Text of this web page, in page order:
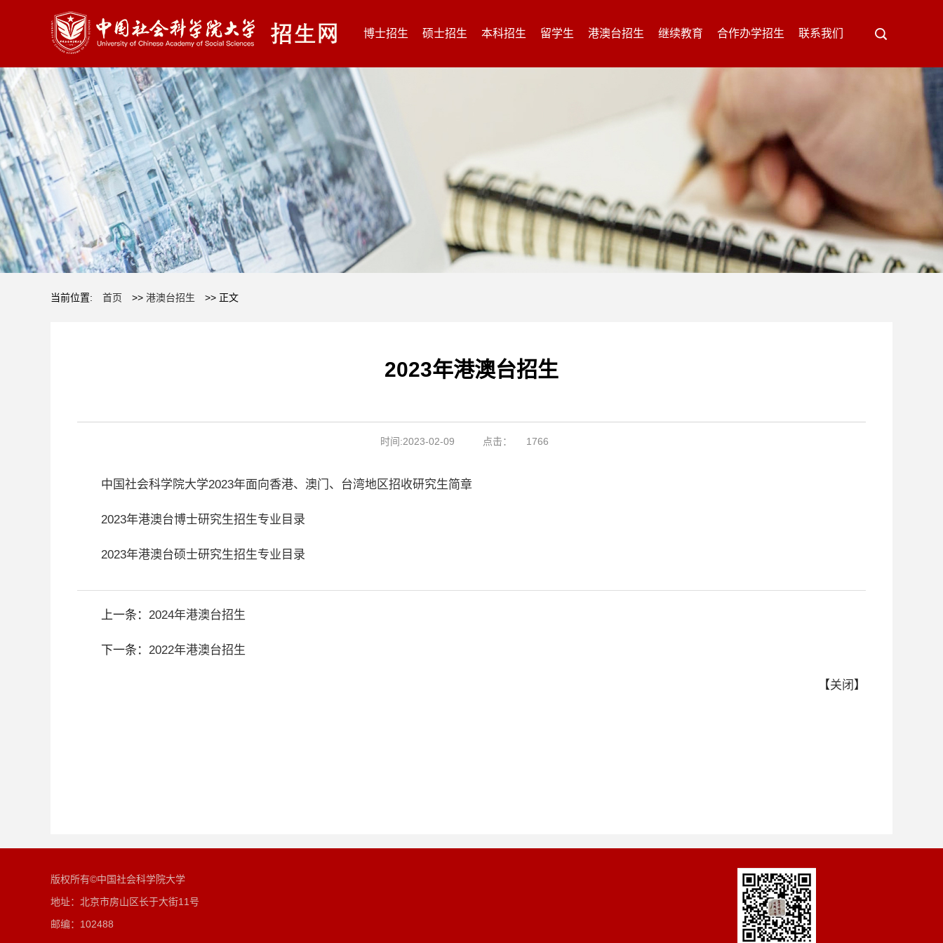
博士招生 硕士招生 本科招生 留学生 港澳台招生 继续教育 合作办学招生 联系我们
当前位置: 首页 >> 港澳台招生 >> 正文
2023年港澳台招生
时间:2023-02-09 点击： 1766
中国社会科学院大学2023年面向香港、澳门、台湾地区招收研究生简章
2023年港澳台博士研究生招生专业目录
2023年港澳台硕士研究生招生专业目录
上一条： 2024年港澳台招生
下一条： 2022年港澳台招生
【关闭 】
版权所有©中国社会科学院大学
地址：北京市房山区长于大街11号
邮编：102488